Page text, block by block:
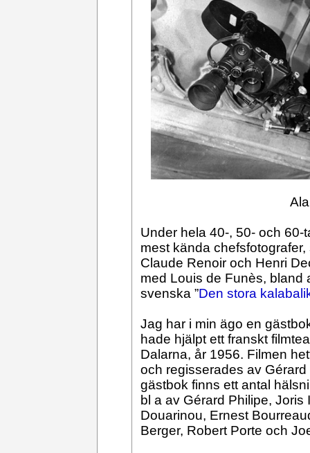
Under hela 40-, 50- och
mest kända
Claude Renoir och Henri
med Louis de Funès, bland
svenska ”Den stora
Jag har i min ägo en
hade hjälpt ett franskt
Dalarna, år 1956. Filmen
och regisserades av
gästbok finns ett antal
bl a av Gérard Philipe,
Douarinou, Ernest
Berger, Robert Porte och